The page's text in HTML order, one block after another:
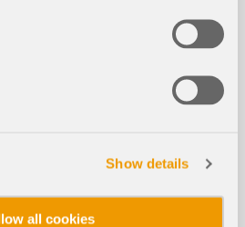
Show details
all cookies
regulares, la entrada de
es complicada pero requiere
entrada de datos. La tarea
artículo es considerar las
que el usuario no tenga que